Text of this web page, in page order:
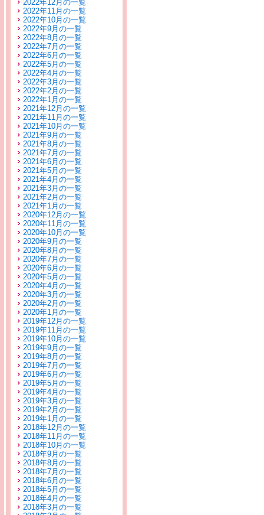
2022年12月の一覧
2022年11月の一覧
2022年10月の一覧
2022年9月の一覧
2022年8月の一覧
2022年7月の一覧
2022年6月の一覧
2022年5月の一覧
2022年4月の一覧
2022年3月の一覧
2022年2月の一覧
2022年1月の一覧
2021年12月の一覧
2021年11月の一覧
2021年10月の一覧
2021年9月の一覧
2021年8月の一覧
2021年7月の一覧
2021年6月の一覧
2021年5月の一覧
2021年4月の一覧
2021年3月の一覧
2021年2月の一覧
2021年1月の一覧
2020年12月の一覧
2020年11月の一覧
2020年10月の一覧
2020年9月の一覧
2020年8月の一覧
2020年7月の一覧
2020年6月の一覧
2020年5月の一覧
2020年4月の一覧
2020年3月の一覧
2020年2月の一覧
2020年1月の一覧
2019年12月の一覧
2019年11月の一覧
2019年10月の一覧
2019年9月の一覧
2019年8月の一覧
2019年7月の一覧
2019年6月の一覧
2019年5月の一覧
2019年4月の一覧
2019年3月の一覧
2019年2月の一覧
2019年1月の一覧
2018年12月の一覧
2018年11月の一覧
2018年10月の一覧
2018年9月の一覧
2018年8月の一覧
2018年7月の一覧
2018年6月の一覧
2018年5月の一覧
2018年4月の一覧
2018年3月の一覧